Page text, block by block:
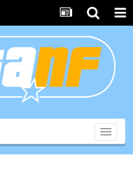
Toggle